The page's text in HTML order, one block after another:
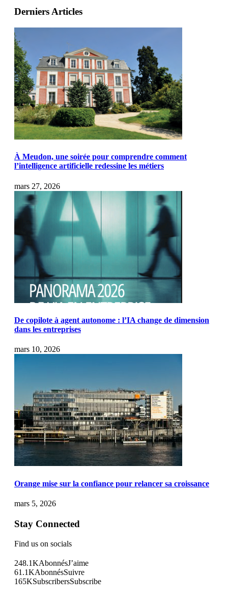
Derniers Articles
À Meudon, une soirée pour comprendre comment
l’intelligence artificielle redessine les métiers
mars 27, 2026
De copilote à agent autonome : l’IA change de dimension
dans les entreprises
mars 10, 2026
Orange mise sur la confiance pour relancer sa croissance
mars 5, 2026
Stay Connected
Find us on socials
248.1KAbonnésJ’aime
61.1KAbonnésSuivre
165KSubscribersSubscribe